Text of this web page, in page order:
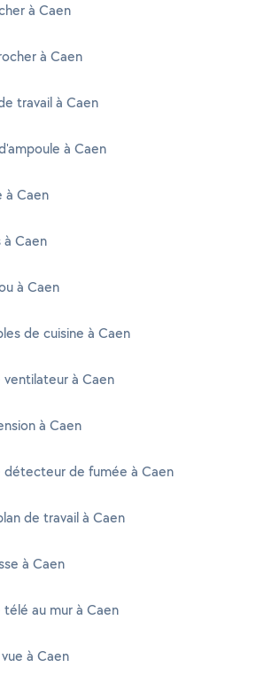
à Caen
à Caen
travail à Caen
à Caen
à Caen
à Caen
à Caen
de cuisine à Caen
à Caen
à Caen
détecteur de fumée à Caen
de travail à Caen
à Caen
au mur à Caen
à Caen